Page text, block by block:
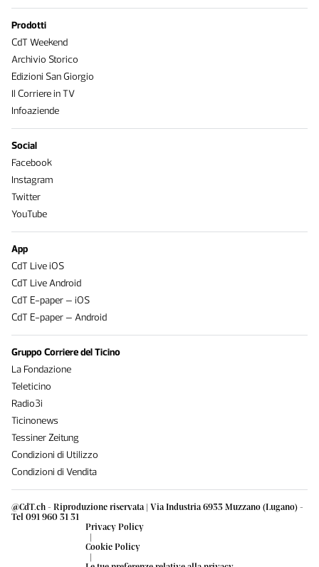
@CdT.ch - Riproduzione riservata | Via Industria 6933 Muzzano (Lugano) -
Tel 091 960 31 31
Privacy Policy
|
Cookie Policy
|
Prodotti
CdT Weekend
Archivio Storico
Edizioni San Giorgio
Il Corriere in TV
Infoaziende
Social
Facebook
Instagram
Twitter
YouTube
App
CdT Live iOS
CdT Live Android
CdT E-paper – iOS
CdT E-paper – Android
Gruppo Corriere del Ticino
La Fondazione
Teleticino
Radio3i
Ticinonews
Tessiner Zeitung
Condizioni di Utilizzo
Condizioni di Vendita